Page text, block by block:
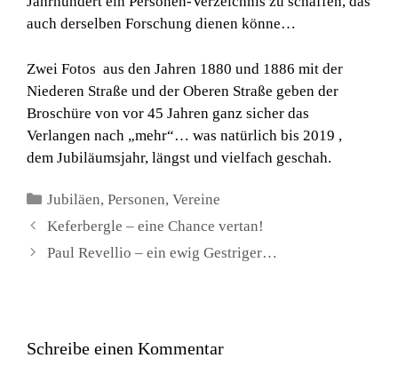
auch derselben Forschung dienen könne…
Zwei Fotos aus den Jahren 1880 und 1886 mit der
Niederen Straße und der Oberen Straße geben der
Broschüre von vor 45 Jahren ganz sicher das
Verlangen nach „mehr“… was natürlich bis 2019 ,
dem Jubiläumsjahr, längst und vielfach geschah.
Kategorien
Jubiläen,Personen,Vereine
Keferbergle – eine Chance vertan!
Paul Revellio – ein ewig Gestriger…
Schreibe einen Kommentar